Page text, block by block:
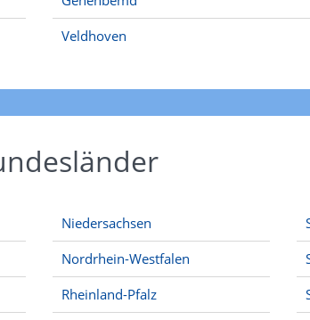
Veldhoven
Niedersachsen
Nordrhein-Westfalen
Rheinland-Pfalz